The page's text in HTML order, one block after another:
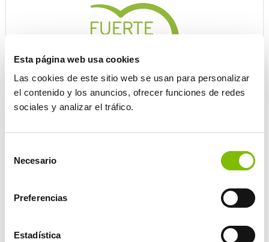
‌Esta página web usa cookies
Las cookies de este sitio web se usan para personalizar
el contenido y los anuncios, ofrecer funciones de redes
sociales y analizar el tráfico.
Necesario
Preferencias
Estadística
Programa de actividades físicas y deportivas para
adultos. Más allá de la motivación deportiva, impulsa al
y natural/activa.